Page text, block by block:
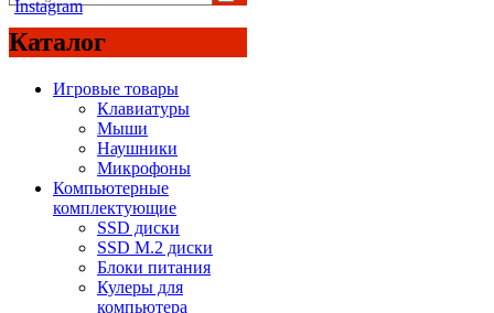
Каталог
Игровые товары
Клавиатуры
Мыши
Наушники
Микрофоны
Компьютерные
комплектующие
SSD диски
SSD M.2 диски
Блоки питания
Кулеры для
компьютера